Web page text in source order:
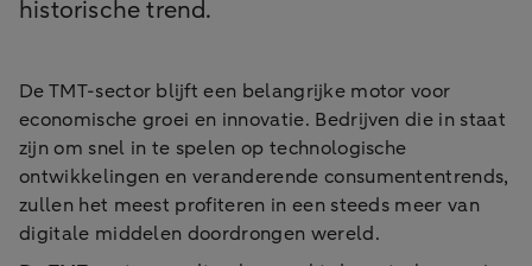
historische trend.
De TMT-sector blijft een belangrijke motor voor
economische groei en innovatie. Bedrijven die in staat
zijn om snel in te spelen op technologische
ontwikkelingen en veranderende consumententrends,
zullen het meest profiteren in een steeds meer van
digitale middelen doordrongen wereld.